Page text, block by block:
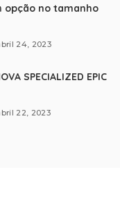
opção no tamanho
24, 2023
SPECIALIZED EPIC
22, 2023